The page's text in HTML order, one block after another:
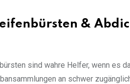
&
sind wahre Helfer, wenn es
an schwer